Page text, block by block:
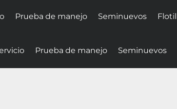
Prueba de manejo Seminuevos
Prueba de manejo Seminuevos